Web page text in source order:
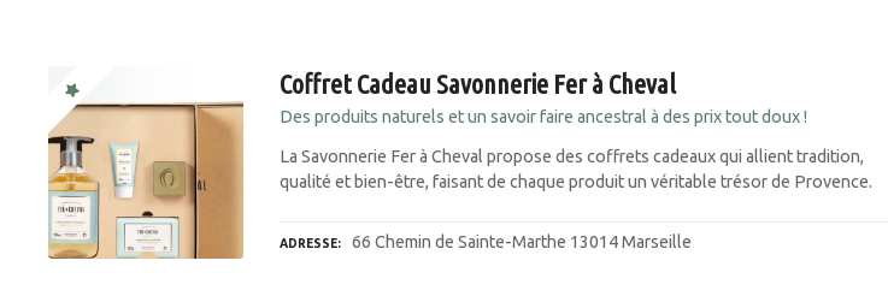
Coffret Cadeau Savonnerie Fer à Cheval
Des produits naturels et un savoir faire ancestral à des prix tout doux !
La Savonnerie Fer à Cheval propose des coffrets cadeaux qui allient tradition,
qualité et bien-être, faisant de chaque produit un véritable trésor de Provence.
ADRESSE 66 Chemin de Sainte-Marthe 13014 Marseille